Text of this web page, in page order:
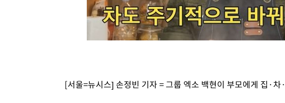
외국인 심판 성 접대 7경기 들여다보니…한국 축구 '5승 2무'
[속보]코스닥, 2.86포인트(0.36%) 내린 798.81마감
[속보]코스피, 6200선 약보합…0.60% 내린 6258.77에 마쳐
외신들도 주목한 韓축구 파문…"국민적 공분에 수사 재개"
[서울=뉴시스] 손정빈 기자 = 그룹 엑소 백현이 부모에게 집·차